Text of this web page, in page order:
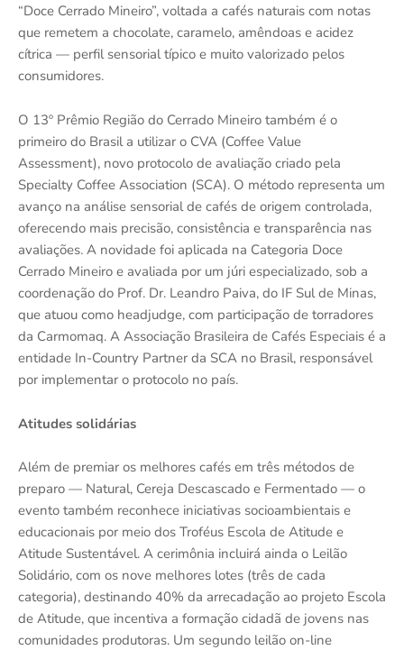
“Doce Cerrado Mineiro”, voltada a cafés naturais com notas
que remetem a chocolate, caramelo, amêndoas e acidez
cítrica — perfil sensorial típico e muito valorizado pelos
consumidores.
O 13º Prêmio Região do Cerrado Mineiro também é o
primeiro do Brasil a utilizar o CVA (Coffee Value
Assessment), novo protocolo de avaliação criado pela
Specialty Coffee Association (SCA). O método representa um
avanço na análise sensorial de cafés de origem controlada,
oferecendo mais precisão, consistência e transparência nas
avaliações. A novidade foi aplicada na Categoria Doce
Cerrado Mineiro e avaliada por um júri especializado, sob a
coordenação do Prof. Dr. Leandro Paiva, do IF Sul de Minas,
que atuou como headjudge, com participação de torradores
da Carmomaq. A Associação Brasileira de Cafés Especiais é a
entidade In-Country Partner da SCA no Brasil, responsável
por implementar o protocolo no país.
Atitudes solidárias
Além de premiar os melhores cafés em três métodos de
preparo — Natural, Cereja Descascado e Fermentado — o
evento também reconhece iniciativas socioambientais e
educacionais por meio dos Troféus Escola de Atitude e
Atitude Sustentável. A cerimônia incluirá ainda o Leilão
Solidário, com os nove melhores lotes (três de cada
categoria), destinando 40% da arrecadação ao projeto Escola
de Atitude, que incentiva a formação cidadã de jovens nas
comunidades produtoras. Um segundo leilão on-line